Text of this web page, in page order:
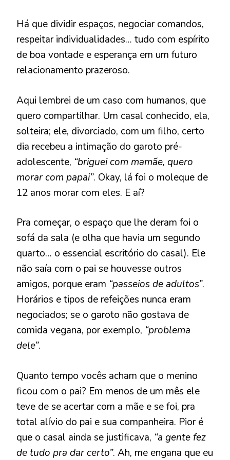
Há que dividir espaços, negociar comandos,
respeitar individualidades… tudo com espírito
de boa vontade e esperança em um futuro
relacionamento prazeroso.
Aqui lembrei de um caso com humanos, que
quero compartilhar. Um casal conhecido, ela,
solteira; ele, divorciado, com um filho, certo
dia recebeu a intimação do garoto pré-
adolescente, “briguei com mamãe, quero
morar com papai”. Okay, lá foi o moleque de
12 anos morar com eles. E aí?
Pra começar, o espaço que lhe deram foi o
sofá da sala (e olha que havia um segundo
quarto… o essencial escritório do casal). Ele
não saía com o pai se houvesse outros
amigos, porque eram “passeios de adultos”.
Horários e tipos de refeições nunca eram
negociados; se o garoto não gostava de
comida vegana, por exemplo, “problema
dele”.
Quanto tempo vocês acham que o menino
ficou com o pai? Em menos de um mês ele
teve de se acertar com a mãe e se foi, pra
total alívio do pai e sua companheira. Pior é
que o casal ainda se justificava, “a gente fez
de tudo pra dar certo”. Ah, me engana que eu